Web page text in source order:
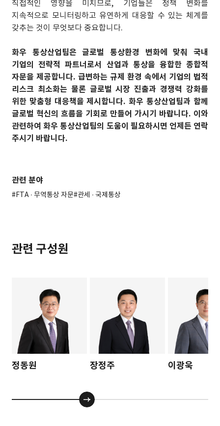
직접적인 영향을 미치므로, 기업들은 정책 변화를
지속적으로 모니터링하고 유연하게 대응할 수 있는 체계를
갖추는 것이 무엇보다 중요합니다.
화우 통상산업팀은 글로벌 통상환경 변화에 맞춰 국내
기업의 전략적 파트너로서 산업과 통상을 융합한 종합적
자문을 제공합니다. 급변하는 규제 환경 속에서 기업의 법적
리스크 최소화는 물론 글로벌 시장 진출과 경쟁력 강화를
위한 맞춤형 대응책을 제시합니다. 화우 통상산업팀과 함께
글로벌 혁신의 흐름을 기회로 만들어 가시기 바랍니다. 이와
관련하여 화우 통상산업팀의 도움이 필요하시면 언제든 연락
주시기 바랍니다.
관련 분야
#FTA ∙ 무역통상 자문#관세 ∙ 국제통상
관련 구성원
정동원 장정주 이광욱